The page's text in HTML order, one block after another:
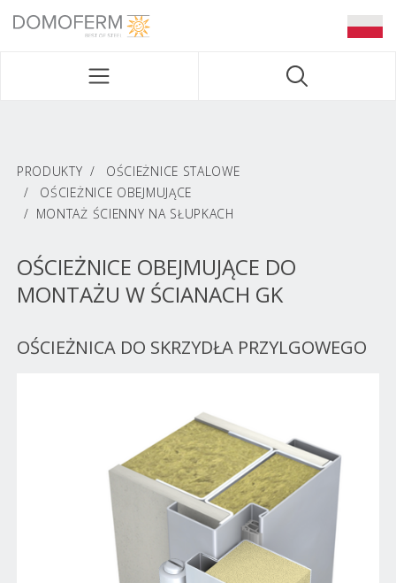
DOMOFERM NAVIGATION
PRODUKTY
OŚCIEŻNICE STALOWE
OŚCIEŻNICE OBEJMUJĄCE
MONTAŻ ŚCIENNY NA SŁUPKACH
OŚCIEŻNICE OBEJMUJĄCE DO
MONTAŻU W ŚCIANACH GK
OŚCIEŻNICA DO SKRZYDŁA PRZYLGOWEGO